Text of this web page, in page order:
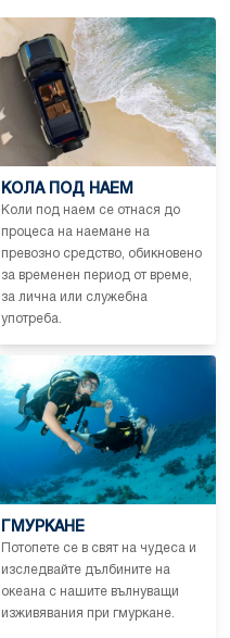
КОЛА ПОД НАЕМ
Коли под наем се отнася до
процеса на наемане на
превозно средство, обикновено
за временен период от време,
за лична или служебна
употреба.
ГМУРКАНЕ
Потопете се в свят на чудеса и
изследвайте дълбините на
океана с нашите вълнуващи
изживявания при гмуркане.